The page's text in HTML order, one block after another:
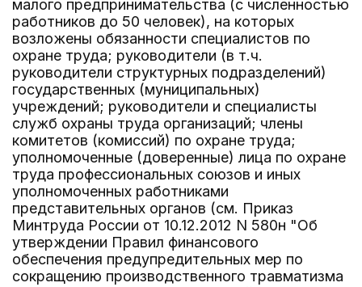
малого предпринимательства (с численностью
работников до 50 человек), на которых
возложены обязанности специалистов по
охране труда; руководители (в т.ч.
руководители структурных подразделений)
государственных (муниципальных)
учреждений; руководители и специалисты
служб охраны труда организаций; члены
комитетов (комиссий) по охране труда;
уполномоченные (доверенные) лица по охране
труда профессиональных союзов и иных
уполномоченных работниками
представительных органов (см. Приказ
Минтруда России от 10.12.2012 N 580н "Об
утверждении Правил финансового
обеспечения предупредительных мер по
сокращению производственного травматизма